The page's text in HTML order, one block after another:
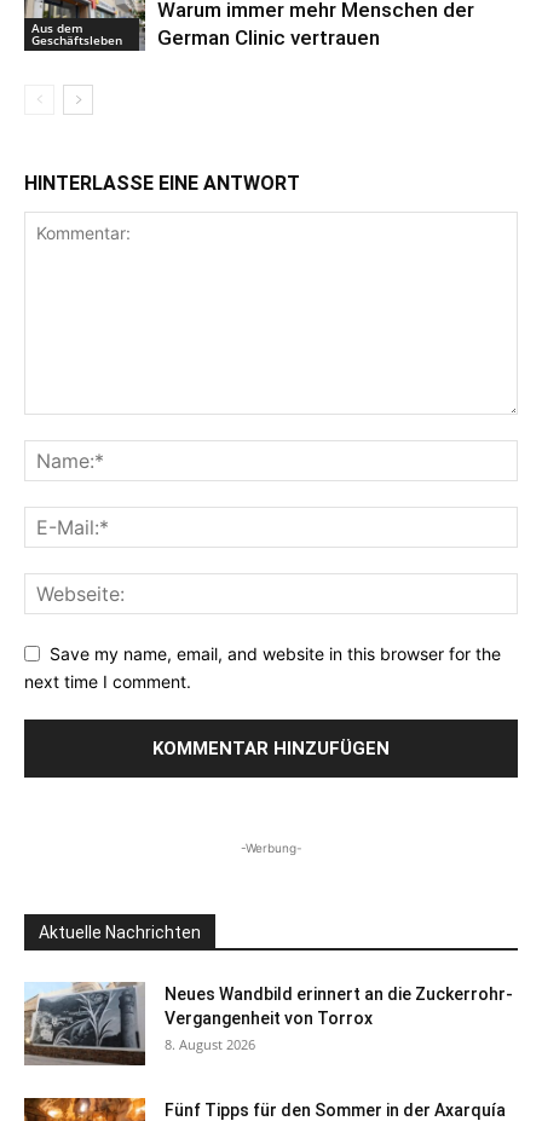
Aus dem
Geschäftsleben
Warum immer mehr Menschen der
German Clinic vertrauen
HINTERLASSE EINE ANTWORT
Save my name, email, and website in this browser for the
next time I comment.
-Werbung-
Aktuelle Nachrichten
Neues Wandbild erinnert an die Zuckerrohr-
Vergangenheit von Torrox
8. August 2026
Fünf Tipps für den Sommer in der Axarquía